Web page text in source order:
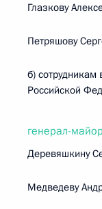
Глазкову
Петряшову
б) сотрудникам
Российской
генерал-
Деревяшкину
Медведеву